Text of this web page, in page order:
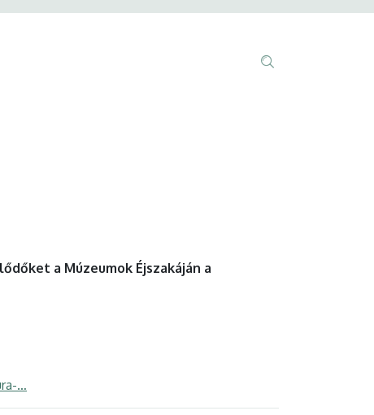
Anonim
fiók
a Múzeumok Éjszakáján a
…